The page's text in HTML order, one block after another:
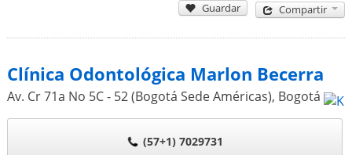
Guardar Compartir
Clínica Odontológica Marlon Becerra
Av. Cr 71a No 5C - 52 (Bogotá Sede Américas), Bogotá
(57+1) 7029731